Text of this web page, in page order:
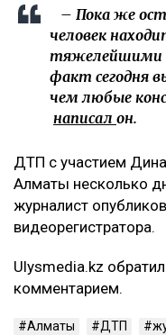
– Пока же
человек
тяжелейшими
факт сегодня
чем любые
написал он.
ДТП с участием
Алматы несколько
журналист
видеорегистратора.
Ulysmedia.kz
комментарием.
Алматы ДТП